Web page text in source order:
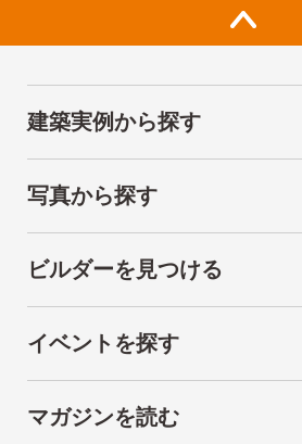
建築実例から探す
写真から探す
ビルダーを見つける
イベントを探す
マガジンを読む